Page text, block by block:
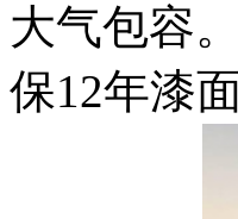
大气包容
保12年漆